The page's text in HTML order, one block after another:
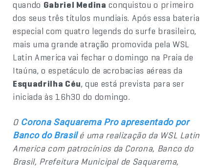
quando Gabriel Medina conquistou o primeiro
dos seus três títulos mundiais. Após essa bateria
especial com quatro legends do surfe brasileiro,
mais uma grande atração promovida pela WSL
Latin America vai fechar o domingo na Praia de
Itaúna, o espetáculo de acrobacias aéreas da
Esquadrilha Céu, que está prevista para ser
iniciada às 16h30 do domingo.
O Corona Saquarema Pro apresentado por
Banco do Brasilé uma realização da WSL Latin
America com patrocínios da Corona, Banco do
Brasil, Prefeitura Municipal de Saquarema,